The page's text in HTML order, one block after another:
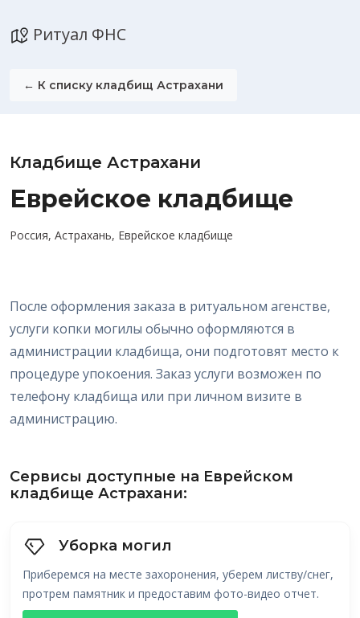
Ритуал ФНС
← К списку кладбищ Астрахани
Кладбище Астрахани
Еврейское кладбище
Россия, Астрахань, Еврейское кладбище
После оформления заказа в ритуальном агенстве,
услуги копки могилы обычно оформляются в
администрации кладбища, они подготовят место к
процедуре упокоения. Заказ услуги возможен по
телефону кладбища или при личном визите в
администрацию.
Сервисы доступные на Еврейском
кладбище Астрахани:
Уборка могил
Приберемся на месте захоронения, уберем листву/снег,
протрем памятник и предоставим фото-видео отчет.